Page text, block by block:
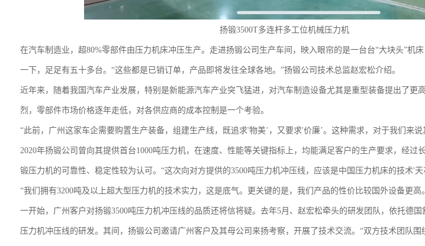
扬锻3500T多连杆多工位机械压力机
在汽车制造业，超80%零部件由压力机床冲压生产。走进扬锻公司生产车间，映入眼帘的是一台台“大块头”机
一下，足足有五十多台。“这些都是已销订单，产品即将发往全球各地。”扬锻公司技术总监赵宏松介绍。
近年来，随着我国汽车产业发展，特别是新能源汽车产业突飞猛进，对汽车制造设备尤其是重型装备提出了更
烈，零部件市场价格逐年走低，对各供应商的成本控制是一个考验。
“此前，广州这家车企需要购置生产装备，组建生产线，既追求'物美’，又要求'价廉’。这种需求，对于我们来说
2020年扬锻公司曾向其提供首台1000吨压力机，在速度、性能等关键指标上，均能满足客户的生产要求，经过
锻压力机的可靠性、稳定性较为认可。“这次向对方提供的3500吨压力机冲压线，应该是中国压力机床的技术'天
“我们拥有3200吨及以上超大型压力机的技术实力，这是底气。更关键的是，我们产品的性价比较国外设备更高
一开始，广州客户对扬锻3500吨压力机冲压线的品质还将信将疑。去年5月、赵宏松牵头的研发团队，依托德
压力机冲压线的研发。其间，扬锻公司邀请广州客户及其母公司来扬考察，开展了技术交流。“双方技术团队